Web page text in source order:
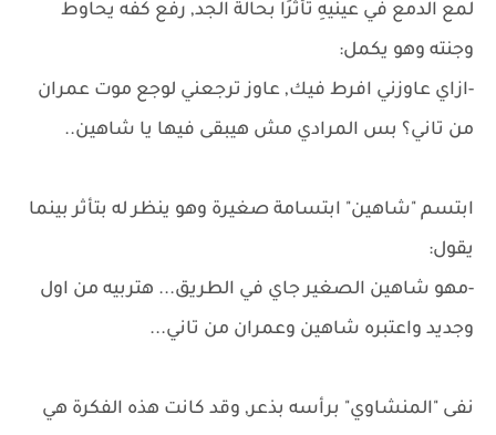
لمع الدمع في عينيهِ تأثرًا بحالة الجد, رفع كفه يحاوط
وجنته وهو يكمل:
-ازاي عاوزني افرط فيك, عاوز ترجعني لوجع موت عمران
من تاني؟ بس المرادي مش هيبقى فيها يا شاهين..
ابتسم "شاهين" ابتسامة صغيرة وهو ينظر له بتأثر بينما
يقول:
-مهو شاهين الصغير جاي في الطريق... هتربيه من اول
وجديد واعتبره شاهين وعمران من تاني...
نفى "المنشاوي" برأسه بذعر, وقد كانت هذه الفكرة هي